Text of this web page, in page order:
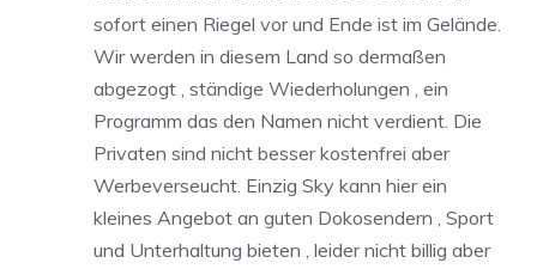
sofort einen Riegel vor und Ende ist im Gelände.
Wir werden in diesem Land so dermaßen
abgezogt , ständige Wiederholungen , ein
Programm das den Namen nicht verdient. Die
Privaten sind nicht besser kostenfrei aber
Werbeverseucht. Einzig Sky kann hier ein
kleines Angebot an guten Dokosendern , Sport
und Unterhaltung bieten , leider nicht billig aber